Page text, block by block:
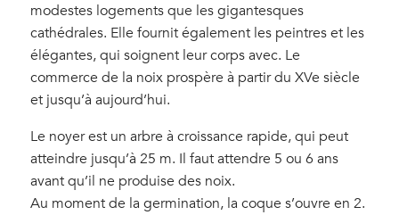
modestes logements que les gigantesques
cathédrales. Elle fournit également les peintres et les
élégantes, qui soignent leur corps avec. Le
commerce de la noix prospère à partir du XVe siècle
et jusqu’à aujourd’hui.
Le noyer est un arbre à croissance rapide, qui peut
atteindre jusqu’à 25 m. Il faut attendre 5 ou 6 ans
avant qu’il ne produise des noix.
Au moment de la germination, la coque s’ouvre en 2.